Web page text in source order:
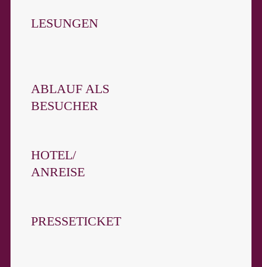
LESUNGEN
ABLAUF ALS
BESUCHER
HOTEL/
ANREISE
PRESSETICKET